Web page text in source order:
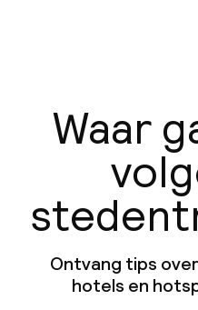
Waar
Ontvang tips
hotels en